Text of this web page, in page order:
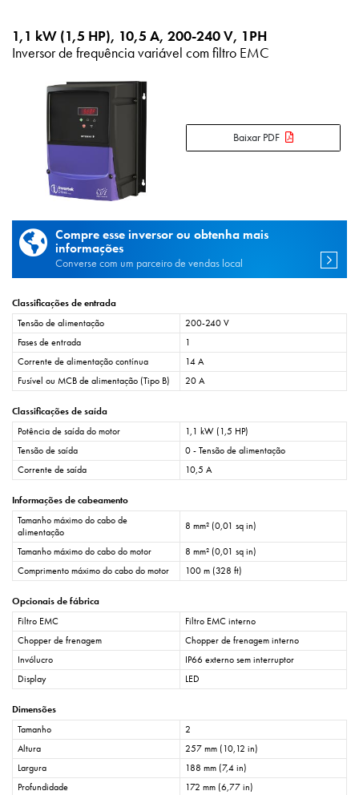
1,1 kW (1,5 HP), 10,5 A, 200-240 V, 1PH
Inversor de frequência variável com filtro EMC
Baixar PDF
Compre esse inversor ou obtenha mais
informações
Converse com um parceiro de vendas local
Classificações de entrada
Tensão de alimentação
200-240 V
Fases de entrada
1
Corrente de alimentação contínua
14 A
Fusível ou MCB de alimentação (Tipo B)
20 A
Classificações de saída
Potência de saída do motor
1,1 kW (1,5 HP)
Tensão de saída
0 - Tensão de alimentação
Corrente de saída
10,5 A
Informações de cabeamento
Tamanho máximo do cabo de
alimentação
8 mm² (0,01 sq in)
Tamanho máximo do cabo do motor
8 mm² (0,01 sq in)
Comprimento máximo do cabo do motor
100 m (328 ft)
Opcionais de fábrica
Filtro EMC
Filtro EMC interno
Chopper de frenagem
Chopper de frenagem interno
Invólucro
IP66 externo sem interruptor
Display
LED
Dimensões
Tamanho
2
Altura
257 mm (10,12 in)
Largura
188 mm (7,4 in)
Profundidade
172 mm (6,77 in)